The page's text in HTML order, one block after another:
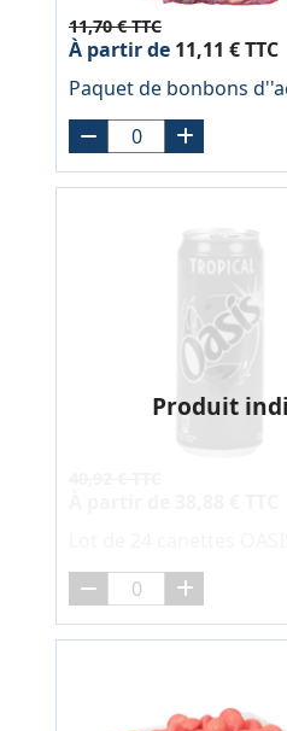
11,70 € TTC
À partir de 11,11 € TTC
Paquet de bonbons
Produit